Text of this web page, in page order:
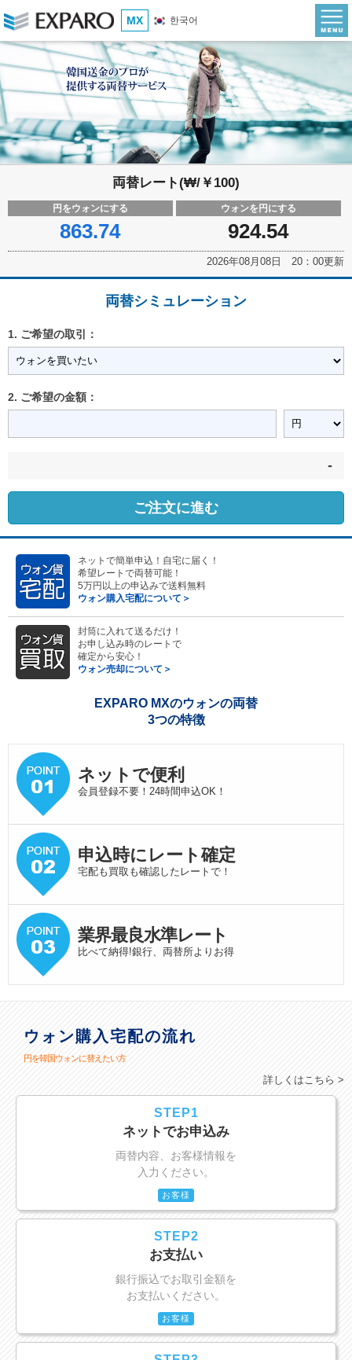
MX 한국어
両替レート(₩/￥100)
円をウォンにする
863.74
ウォンを円にする
924.54
2026年08月08日 20：00更新
両替シミュレーション
1. ご希望の取引：
2. ご希望の金額：
-
ご注文に進む
ネットで簡単申込！自宅に届く！
希望レートで両替可能！
5万円以上の申込みで送料無料
ウォン購入宅配について＞
封筒に入れて送るだけ！
お申し込み時のレートで
確定から安心！
ウォン売却について＞
EXPARO MXのウォンの両替
3つの特徴
ネットで便利
会員登録不要！24時間申込OK！
申込時にレート確定
宅配も買取も確認したレートで！
業界最良水準レート
比べて納得!銀行、両替所よりお得
ウォン購入宅配の流れ
円を韓国ウォンに替えたい方
詳しくはこちら >
STEP1
ネットでお申込み
両替内容、お客様情報を
入力ください。
お客様
STEP2
お支払い
銀行振込でお取引金額を
お支払いください。
お客様